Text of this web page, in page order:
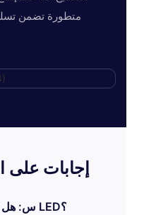
متطورة تضمن
إجابات على
س: هل يمكنني تخصيص لافتات النيون LED؟